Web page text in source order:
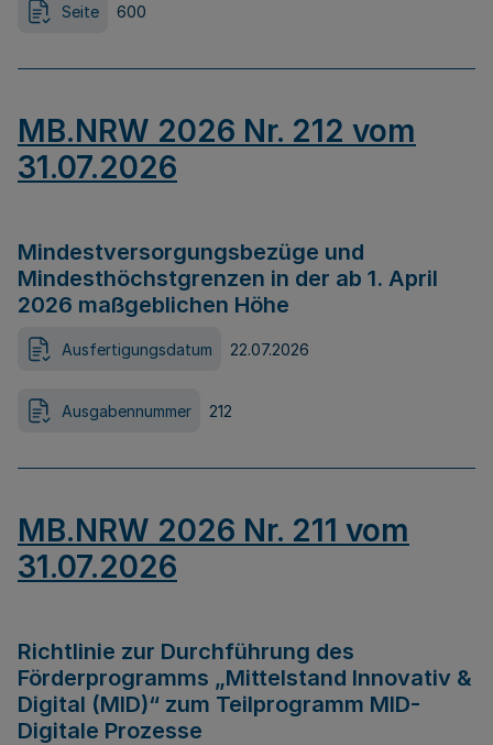
Seite 600
MB.NRW 2026 Nr. 212 vom
31.07.2026
Mindestversorgungsbezüge und
Mindesthöchstgrenzen in der ab 1. April
2026 maßgeblichen Höhe
Ausfertigungsdatum 22.07.2026
Ausgabennummer 212
MB.NRW 2026 Nr. 211 vom
31.07.2026
Richtlinie zur Durchführung des
Förderprogramms „Mittelstand Innovativ &
Digital (MID)“ zum Teilprogramm MID-
Digitale Prozesse